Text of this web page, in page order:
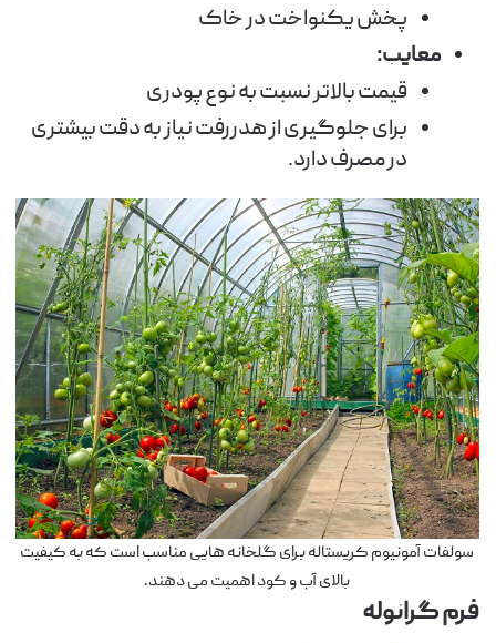
پخش یکنواخت در خاک
معایب:
قیمت بالاتر نسبت به نوع پودری
برای جلوگیری از هدررفت نیاز به دقت بیشتری
در مصرف دارد.
سولفات آمونیوم کریستاله برای گلخانه هایی مناسب است که به کیفیت
بالای آب و کود اهمیت می دهند.
فرم گرانوله